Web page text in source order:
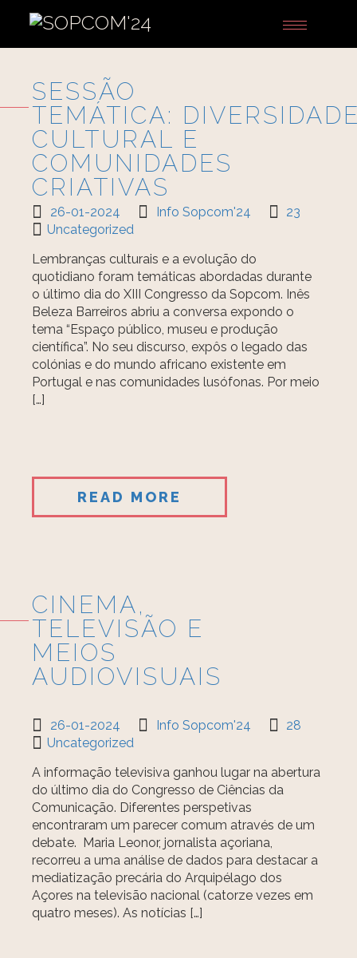
Toggle
SESSÃO
TEMÁTICA:
CULTURAL E
COMUNIDADES
CRIATIVAS
26-01-2024 Info Sopcom'24
23
Uncategorized
Lembranças culturais e a evolução do
quotidiano foram temáticas abordadas durante
o último dia do XIII Congresso da Sopcom. Inês
Beleza Barreiros abriu a conversa expondo o
tema “Espaço público, museu e produção
científica”. No seu discurso, expôs o legado das
colónias e do mundo africano existente em
Portugal e nas comunidades lusófonas. Por meio
[…]
READ MORE
CINEMA,
TELEVISÃO E
MEIOS
AUDIOVISUAIS
26-01-2024 Info Sopcom'24
28
Uncategorized
A informação televisiva ganhou lugar na abertura
do último dia do Congresso de Ciências da
Comunicação. Diferentes perspetivas
encontraram um parecer comum através de um
debate. Maria Leonor, jornalista açoriana,
recorreu a uma análise de dados para destacar a
mediatização precária do Arquipélago dos
Açores na televisão nacional (catorze vezes em
quatro meses). As notícias […]